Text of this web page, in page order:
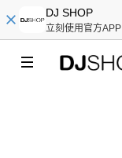
DJ SHOP
立刻使用官方APP